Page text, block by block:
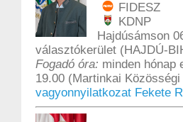
FIDESZ
KDNP
Hajdúsámson
választókerület (HAJDÚ-
Fogadó óra: minden hónap
19.00 (Martinkai Közösségi
vagyonnyilatkozat Fekete